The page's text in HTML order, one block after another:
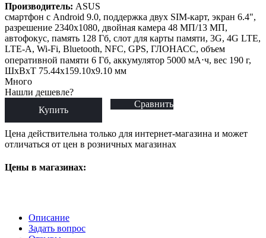
Производитель: ASUS
смартфон с Android 9.0, поддержка двух SIM-карт, экран 6.4",
разрешение 2340x1080, двойная камера 48 МП/13 МП,
автофокус, память 128 Гб, слот для карты памяти, 3G, 4G LTE,
LTE-A, Wi-Fi, Bluetooth, NFC, GPS, ГЛОНАСС, объем
оперативной памяти 6 Гб, аккумулятор 5000 мА⋅ч, вес 190 г,
ШxВxТ 75.44x159.10x9.10 мм
Много
Нашли дешевле?
Купить
Сравнить
Цена действительна только для интернет-магазина и может
отличаться от цен в розничных магазинах
Цены в магазинах:
Описание
Задать вопрос